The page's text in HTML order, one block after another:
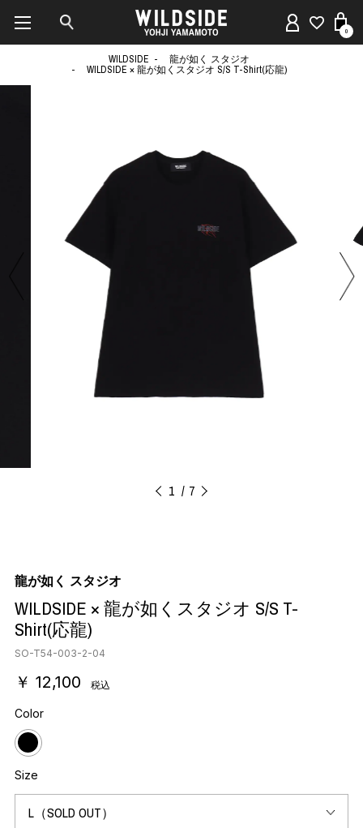
0
WILDSIDE
龍が如く スタジオ
WILDSIDE × 龍が如くスタジオ S/S T-Shirt(応龍)
1 7
龍が如く スタジオ
WILDSIDE × 龍が如くスタジオ S/S T-
Shirt(応龍)
SO-T54-003-2-04
￥ 12,100 税込
Color
Size